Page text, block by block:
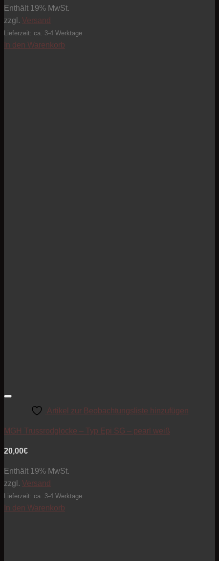
Enthält 19% MwSt.
zzgl. Versand
Lieferzeit: ca. 3-4 Werktage
In den Warenkorb
Artikel zur Beobachtungsliste hinzufügen
MGH Trussrodglocke – Typ Epi SG – pearl weiß
20,00€
Enthält 19% MwSt.
zzgl. Versand
Lieferzeit: ca. 3-4 Werktage
In den Warenkorb